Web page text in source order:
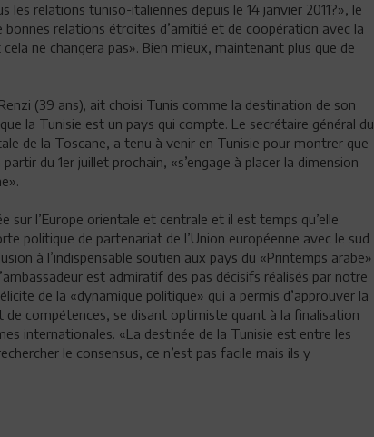
relations tuniso-italiennes depuis le 14 janvier 2011?», le
relations étroites d’amitié et de coopération avec la
ne changera pas». Bien mieux, maintenant plus que de
(39 ans), ait choisi Tunis comme la destination de son
la Tunisie est un pays qui compte. Le secrétaire général du
de la Toscane, a tenu à venir en Tunisie pour montrer que
du 1er juillet prochain, «s’engage à placer la dimension
sur l’Europe orientale et centrale et il est temps qu’elle
politique de partenariat de l’Union européenne avec le sud
à l’indispensable soutien aux pays du «Printemps arabe»
est admiratif des pas décisifs réalisés par notre
de la «dynamique politique» qui a permis d’approuver la
compétences, se disant optimiste quant à la finalisation
internationales. «La destinée de la Tunisie est entre les
le consensus, ce n’est pas facile mais ils y